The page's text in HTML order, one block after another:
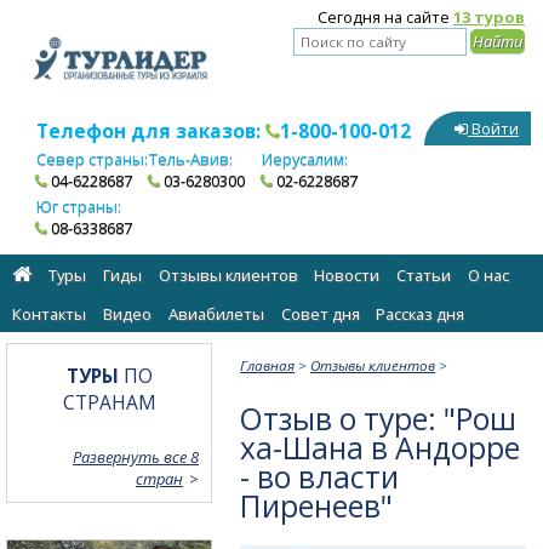
Сегодня на сайте 13 туров
Телефон для заказов: 1-800-100-012
Север страны:
04-6228687
Тель-Авив:
03-6280300
Иерусалим:
02-6228687
Юг страны:
08-6338687
Войти
Туры Гиды Отзывы клиентов Новости Статьи
О нас
Контакты
Видео Авиабилеты Cовет дня Рассказ дня
Главная > Отзывы клиентов >
Отзыв о туре: "Рош
ха-Шана в Андорре
- во власти
Пиренеев"
ТУРЫ ПО
СТРАНАМ
Развернуть все 8
стран